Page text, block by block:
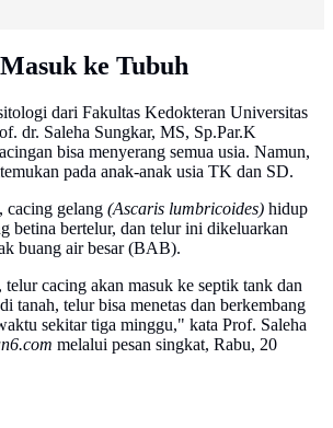
ke Tubuh
dari Fakultas Kedokteran Universitas
dr. Saleha Sungkar, MS, Sp.Par.K
bisa menyerang semua usia. Namun,
pada anak-anak usia TK dan SD.
cacing gelang (Ascaris lumbricoides) hidup
betina bertelur, dan telur ini dikeluarkan
buang air besar (BAB).
cacing akan masuk ke septik tank dan
tanah, telur bisa menetas dan berkembang
sekitar tiga minggu," kata Prof. Saleha
melalui pesan singkat, Rabu, 20